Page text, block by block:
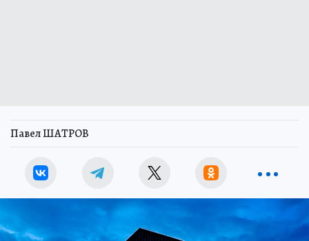
Павел ШАТРОВ